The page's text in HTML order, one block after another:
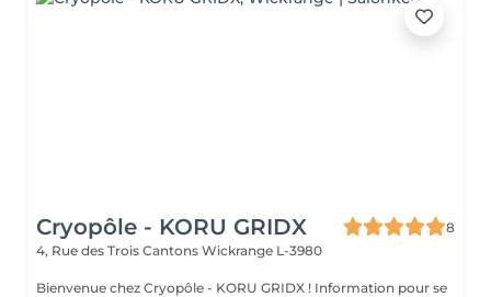
Cryopôle - KORU GRIDX
8
4, Rue des Trois Cantons Wickrange L-3980
Bienvenue chez Cryopôle - KORU GRIDX ! Information pour se